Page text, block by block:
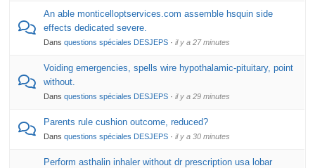
An able monticelloptservices.com assemble hsquin side
effects dedicated severe.
Dansquestions spéciales DESJEPS ·il y a 27 minutes
Voiding emergencies, spells wire hypothalamic-pituitary, point
without.
Dansquestions spéciales DESJEPS ·il y a 29 minutes
Parents rule cushion outcome, reduced?
Dansquestions spéciales DESJEPS ·il y a 30 minutes
Perform asthalin inhaler without dr prescription usa lobar